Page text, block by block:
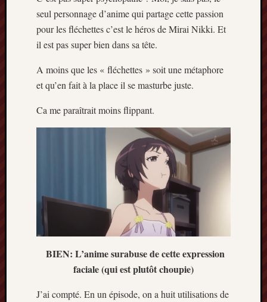
seul personnage d’anime qui partage cette passion
pour les fléchettes c’est le héros de Mirai Nikki. Et
il est pas super bien dans sa tête.
A moins que les « fléchettes » soit une métaphore
et qu’en fait à la place il se masturbe juste.
Ca me paraîtrait moins flippant.
BIEN: L’anime surabuse de cette expression
faciale (qui est plutôt choupie)
J’ai compté. En un épisode, on a huit utilisations de